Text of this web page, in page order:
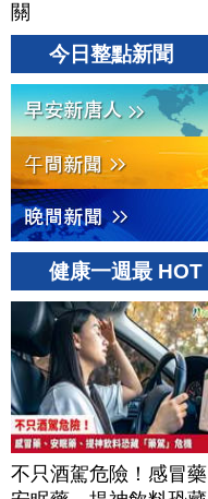
關
今日整點新聞
健康一週最 HOT
不只酒駕危險！感冒藥